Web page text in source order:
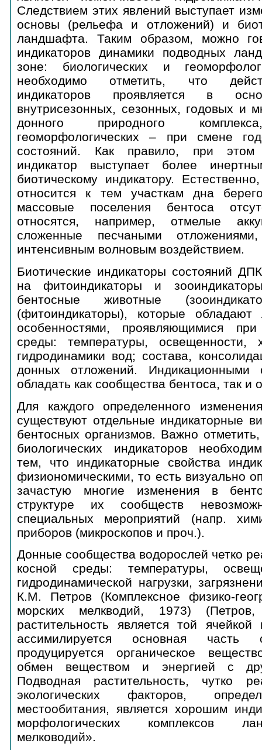
Следствием этих явлений выступает
основы (рельефа и отложений) и
ландшафта. Таким образом, можно
индикаторов динамики подводных
зоне: биологических и
необходимо отметить, что
индикаторов проявляется в
внутрисезонных, сезонных, годовых и
донного природного
геоморфологических – при смене
состояний. Как правило, при этом
индикатор выступает более
биотическому индикатору.
относится к тем участкам дна
массовые поселения бентоса
относятся, например, отмелые
сложенные песчаными отложениями,
интенсивным волновым воздействием.
Биотические индикаторы состояний
на фитоиндикаторы и
бентосные животные
(фитоиндикаторы), которые обладают
особенностями, проявляющимися
среды: температуры, освещенности,
гидродинамики вод; состава,
донных отложений. Индикационными
обладать как сообщества бентоса, так и
Для каждого определенного
существуют отдельные индикаторные
бентосных организмов. Важно
биологических индикаторов
тем, что индикаторные свойства
физиономическими, то есть визуально
зачастую многие изменения в
структуре их сообществ
специальных мероприятий (напр.
приборов (микроскопов и проч.).
Донные сообщества водорослей четко
косной среды: температуры,
гидродинамической нагрузки,
К.М. Петров (Комплексное физико-
морских мелкводий, 1973)
растительность является той
ассимилируется основная часть
продуцируется органическое
обмен веществом и энергией с
Подводная растительность, чутко
экологических факторов,
местообитания, является хорошим
морфологических комплексов
мелководий».